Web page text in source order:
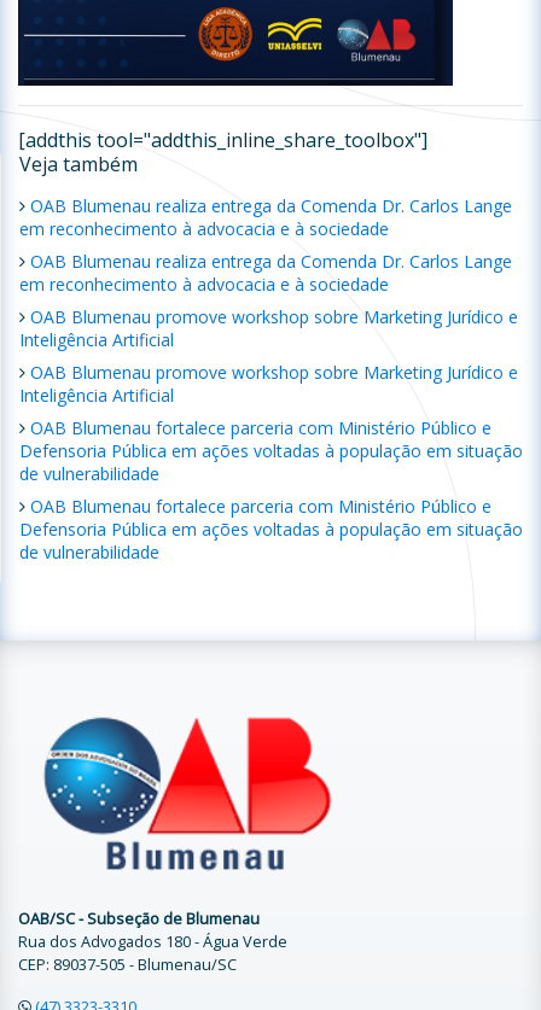
[addthis tool="addthis_inline_share_toolbox"]
Veja também
OAB Blumenau realiza entrega da Comenda Dr. Carlos Lange
em reconhecimento à advocacia e à sociedade
OAB Blumenau realiza entrega da Comenda Dr. Carlos Lange
em reconhecimento à advocacia e à sociedade
OAB Blumenau promove workshop sobre Marketing Jurídico e
Inteligência Artificial
OAB Blumenau promove workshop sobre Marketing Jurídico e
Inteligência Artificial
OAB Blumenau fortalece parceria com Ministério Público e
Defensoria Pública em ações voltadas à população em situação
de vulnerabilidade
OAB Blumenau fortalece parceria com Ministério Público e
Defensoria Pública em ações voltadas à população em situação
de vulnerabilidade
OAB/SC - Subseção de Blumenau
Rua dos Advogados 180 - Água Verde
CEP: 89037-505 - Blumenau/SC